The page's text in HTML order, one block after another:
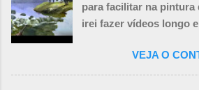
para facilitar na pintura
irei fazer vídeos longo
cachoeiras.VEJA O